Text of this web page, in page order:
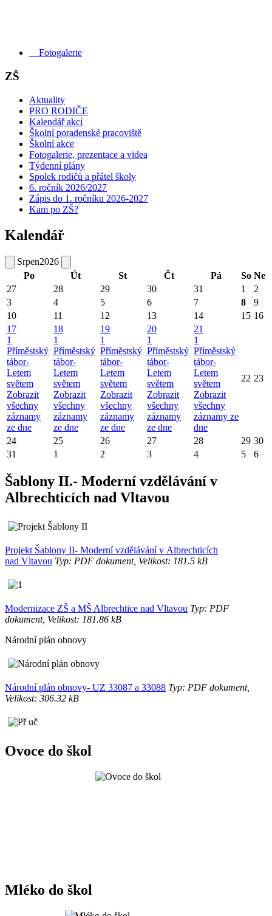
Fotogalerie
ZŠ
Aktuality
PRO RODIČE
Kalendář akcí
Školní poradenské pracoviště
Školní akce
Fotogalerie, prezentace a videa
Týdenní plány
Spolek rodičů a přátel školy
6. ročník 2026/2027
Zápis do 1. ročníku 2026-2027
Kam po ZŠ?
Kalendář
Srpen2026
Po
Út St Čt Pá So Ne
27
28 29 30 31 1
2
3
4 5 6 7 8
9
10
11 12 13 14 15 16
17
1
Příměstský
tábor-
Letem
světem
Zobrazit
všechny
záznamy
ze dne
18
1
Příměstský
tábor-
Letem
světem
Zobrazit
všechny
záznamy
ze dne
19
1
Příměstský
tábor-
Letem
světem
Zobrazit
všechny
záznamy
ze dne
20
1
Příměstský
tábor-
Letem
světem
Zobrazit
všechny
záznamy
ze dne
21
1
Příměstský
tábor-
Letem
světem
Zobrazit
všechny
záznamy ze
dne
22 23
24 25 26 27 28 29 30
31
1 2 3 4 5 6
Šablony II.- Moderní vzdělávání v
Albrechticích nad Vltavou
Projekt Šablony II- Moderní vzdělávání v Albrechticích
nad Vltavou Typ: PDF dokument, Velikost: 181.5 kB
Modernizace ZŠ a MŠ Albrechtice nad Vltavou Typ: PDF
dokument, Velikost: 181.86 kB
Národní plán obnovy
Národní plán obnovy- UZ 33087 a 33088 Typ: PDF dokument,
Velikost: 306.32 kB
Ovoce do škol
Mléko do škol